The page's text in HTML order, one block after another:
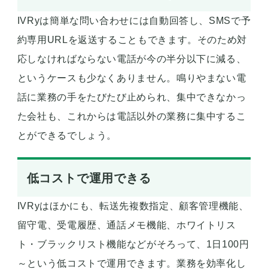
IVRyは簡単な問い合わせには自動回答し、SMSで予
約専用URLを返送することもできます。そのため対
応しなければならない電話が今の半分以下に減る、
というケースも少なくありません。鳴りやまない電
話に業務の手をたびたび止められ、集中できなかっ
た会社も、これからは電話以外の業務に集中するこ
とができるでしょう。
低コストで運用できる
IVRyはほかにも、転送先複数指定、顧客管理機能、
留守電、受電履歴、通話メモ機能、ホワイトリス
ト・ブラックリスト機能などがそろって、1日100円
～という低コストで運用できます。業務を効率化し